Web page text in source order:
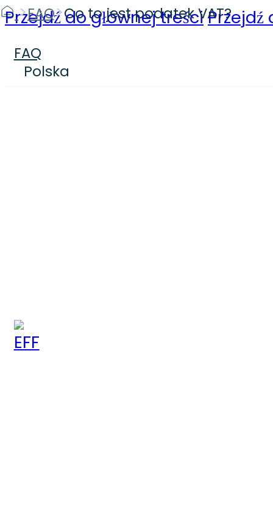
Przejdź do głównej treściPrzejdź
FAQ
Polska
>FAQ>Co to jest podatek VAT?